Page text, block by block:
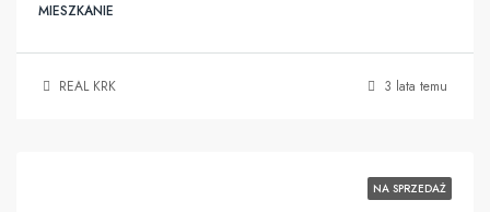
MIESZKANIE
REAL KRK 3 lata temu
NA SPRZEDAŻ